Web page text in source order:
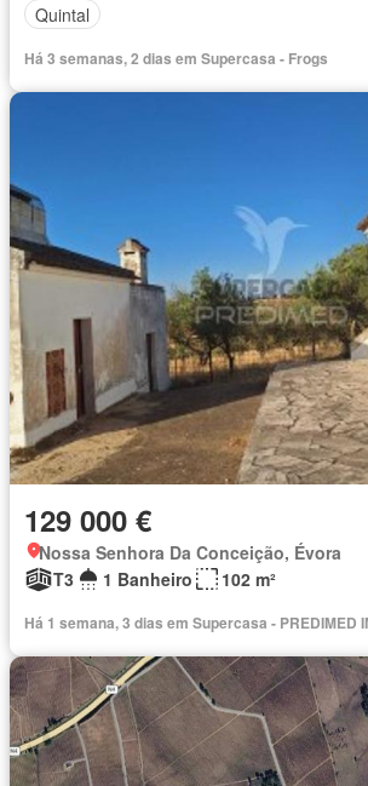
Quintal
Há 3 semanas, 2 dias em Supercasa - Frogs
129 000 €
Nossa Senhora Da Conceição, Évora
T3
1 Banheiro 102 m²
Há 1 semana, 3 dias em Supercasa - PREDIMED